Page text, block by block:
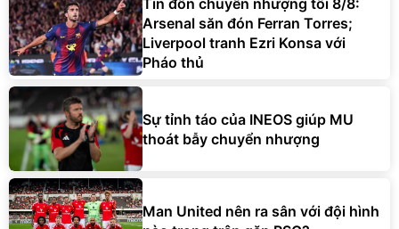
Tin đồn chuyển nhượng tối 8/8:
Arsenal săn đón Ferran Torres;
Liverpool tranh Ezri Konsa với
Pháo thủ
Sự tỉnh táo của INEOS giúp MU
thoát bẫy chuyển nhượng
Man United nên ra sân với đội hình